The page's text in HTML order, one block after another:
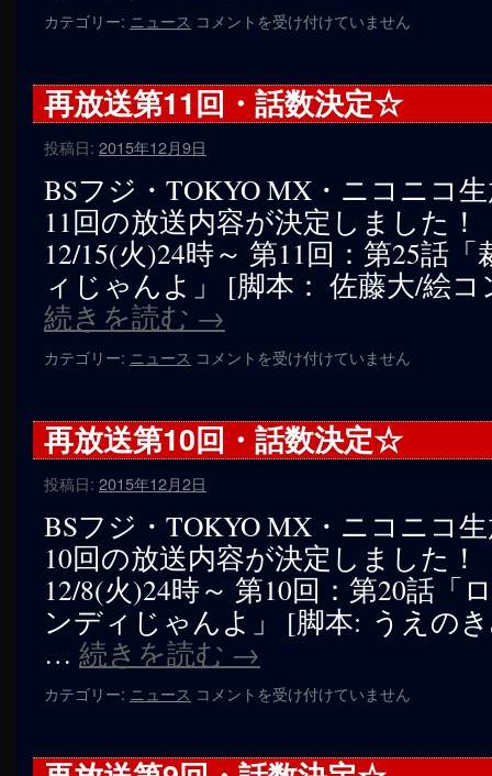
カテゴリー: ニュース ニ
コ
生
放
送
て
一
挙
配
信
決
定
☆
は
コメントを受け付けていません
再放送第11回・話数決定☆
投稿日: 2015年12月9日
BSフジ・TOKYO MX・ニコニコ
11回の放送内容が決定しました！
12/15(火)24時～ 第11回：第25話
ィじゃんよ」 [脚本： 佐藤大/絵
続きを読む →
カテゴリー: ニュース 再
第
11
回・
話
決
定
☆
は
コメントを受け付けていません
再放送第10回・話数決定☆
投稿日: 2015年12月2日
BSフジ・TOKYO MX・ニコニコ
10回の放送内容が決定しました！
12/8(火)24時～ 第10回：第20話
ンディじゃんよ」 [脚本: うえの
… 続きを読む →
カテゴリー: ニュース 再
第
コメントを受け付けていません